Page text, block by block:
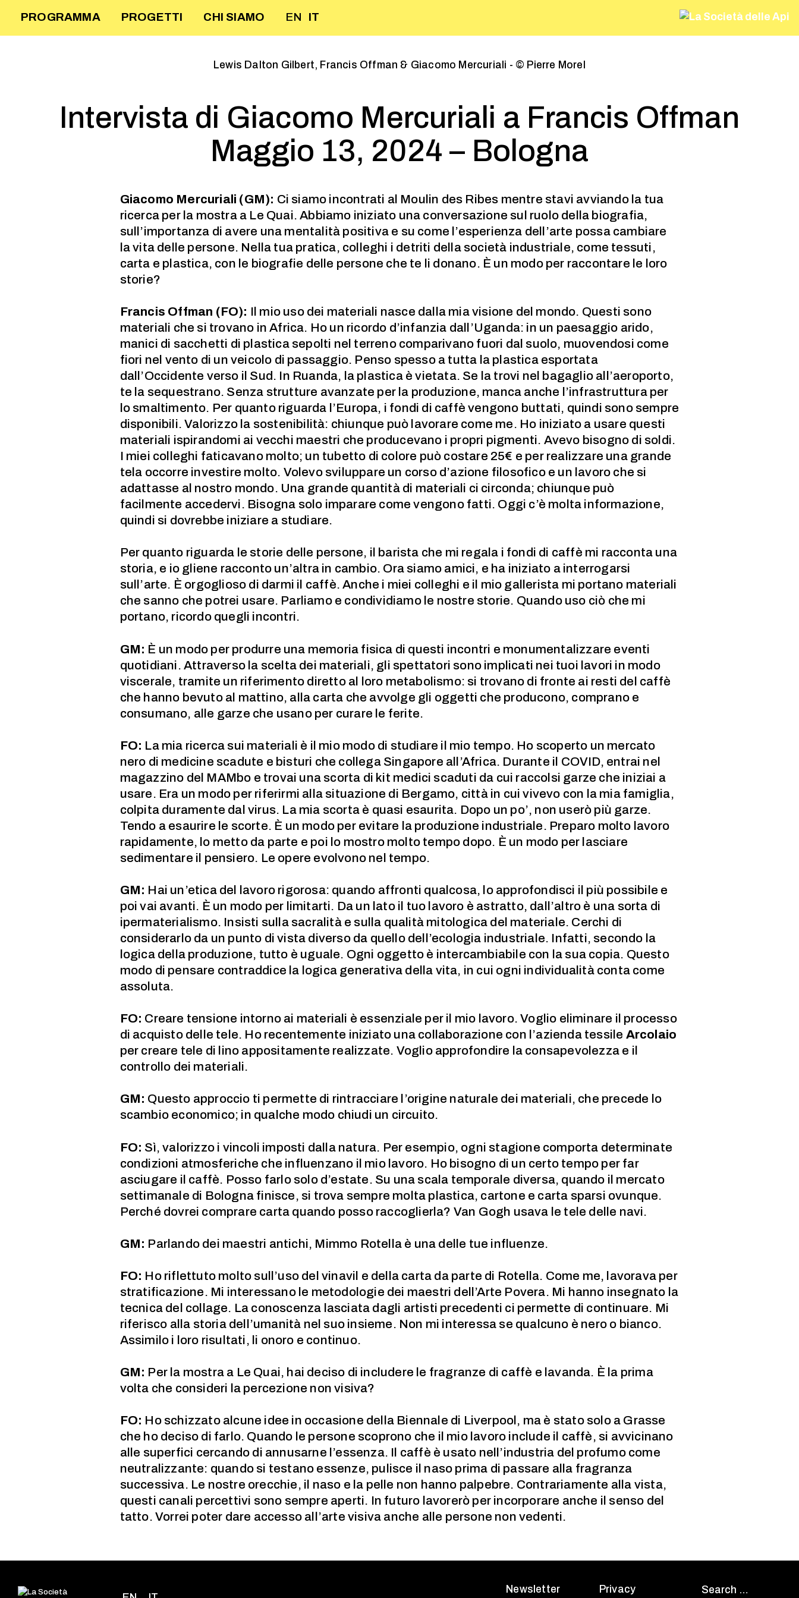
PROGRAMMA PROGETTI CHI SIAMO EN IT
Lewis Dalton Gilbert, Francis Offman & Giacomo Mercuriali - © Pierre Morel
Intervista di Giacomo Mercuriali a Francis Offman
Maggio 13, 2024 – Bologna
Giacomo Mercuriali (GM): Ci siamo incontrati al Moulin des Ribes mentre stavi avviando la tua
ricerca per la mostra a Le Quai. Abbiamo iniziato una conversazione sul ruolo della biografia,
sull’importanza di avere una mentalità positiva e su come l’esperienza dell’arte possa cambiare
la vita delle persone. Nella tua pratica, colleghi i detriti della società industriale, come tessuti,
carta e plastica, con le biografie delle persone che te li donano. È un modo per raccontare le loro
storie?
Francis Offman (FO): Il mio uso dei materiali nasce dalla mia visione del mondo. Questi sono
materiali che si trovano in Africa. Ho un ricordo d’infanzia dall’Uganda: in un paesaggio arido,
manici di sacchetti di plastica sepolti nel terreno comparivano fuori dal suolo, muovendosi come
fiori nel vento di un veicolo di passaggio. Penso spesso a tutta la plastica esportata
dall’Occidente verso il Sud. In Ruanda, la plastica è vietata. Se la trovi nel bagaglio all’aeroporto,
te la sequestrano. Senza strutture avanzate per la produzione, manca anche l’infrastruttura per
lo smaltimento. Per quanto riguarda l’Europa, i fondi di caffè vengono buttati, quindi sono sempre
disponibili. Valorizzo la sostenibilità: chiunque può lavorare come me. Ho iniziato a usare questi
materiali ispirandomi ai vecchi maestri che producevano i propri pigmenti. Avevo bisogno di soldi.
I miei colleghi faticavano molto; un tubetto di colore può costare 25€ e per realizzare una grande
tela occorre investire molto. Volevo sviluppare un corso d’azione filosofico e un lavoro che si
adattasse al nostro mondo. Una grande quantità di materiali ci circonda; chiunque può
facilmente accedervi. Bisogna solo imparare come vengono fatti. Oggi c’è molta informazione,
quindi si dovrebbe iniziare a studiare.
Per quanto riguarda le storie delle persone, il barista che mi regala i fondi di caffè mi racconta una
storia, e io gliene racconto un’altra in cambio. Ora siamo amici, e ha iniziato a interrogarsi
sull’arte. È orgoglioso di darmi il caffè. Anche i miei colleghi e il mio gallerista mi portano materiali
che sanno che potrei usare. Parliamo e condividiamo le nostre storie. Quando uso ciò che mi
portano, ricordo quegli incontri.
GM: È un modo per produrre una memoria fisica di questi incontri e monumentalizzare eventi
quotidiani. Attraverso la scelta dei materiali, gli spettatori sono implicati nei tuoi lavori in modo
viscerale, tramite un riferimento diretto al loro metabolismo: si trovano di fronte ai resti del caffè
che hanno bevuto al mattino, alla carta che avvolge gli oggetti che producono, comprano e
consumano, alle garze che usano per curare le ferite.
FO: La mia ricerca sui materiali è il mio modo di studiare il mio tempo. Ho scoperto un mercato
nero di medicine scadute e bisturi che collega Singapore all’Africa. Durante il COVID, entrai nel
magazzino del MAMbo e trovai una scorta di kit medici scaduti da cui raccolsi garze che iniziai a
usare. Era un modo per riferirmi alla situazione di Bergamo, città in cui vivevo con la mia famiglia,
colpita duramente dal virus. La mia scorta è quasi esaurita. Dopo un po’, non userò più garze.
Tendo a esaurire le scorte. È un modo per evitare la produzione industriale. Preparo molto lavoro
rapidamente, lo metto da parte e poi lo mostro molto tempo dopo. È un modo per lasciare
sedimentare il pensiero. Le opere evolvono nel tempo.
GM: Hai un’etica del lavoro rigorosa: quando affronti qualcosa, lo approfondisci il più possibile e
poi vai avanti. È un modo per limitarti. Da un lato il tuo lavoro è astratto, dall’altro è una sorta di
ipermaterialismo. Insisti sulla sacralità e sulla qualità mitologica del materiale. Cerchi di
considerarlo da un punto di vista diverso da quello dell’ecologia industriale. Infatti, secondo la
logica della produzione, tutto è uguale. Ogni oggetto è intercambiabile con la sua copia. Questo
modo di pensare contraddice la logica generativa della vita, in cui ogni individualità conta come
assoluta.
FO: Creare tensione intorno ai materiali è essenziale per il mio lavoro. Voglio eliminare il processo
di acquisto delle tele. Ho recentemente iniziato una collaborazione con l’azienda tessile Arcolaio
per creare tele di lino appositamente realizzate. Voglio approfondire la consapevolezza e il
controllo dei materiali.
GM: Questo approccio ti permette di rintracciare l’origine naturale dei materiali, che precede lo
scambio economico; in qualche modo chiudi un circuito.
FO: Sì, valorizzo i vincoli imposti dalla natura. Per esempio, ogni stagione comporta determinate
condizioni atmosferiche che influenzano il mio lavoro. Ho bisogno di un certo tempo per far
asciugare il caffè. Posso farlo solo d’estate. Su una scala temporale diversa, quando il mercato
settimanale di Bologna finisce, si trova sempre molta plastica, cartone e carta sparsi ovunque.
Perché dovrei comprare carta quando posso raccoglierla? Van Gogh usava le tele delle navi.
GM: Parlando dei maestri antichi, Mimmo Rotella è una delle tue influenze.
FO: Ho riflettuto molto sull’uso del vinavil e della carta da parte di Rotella. Come me, lavorava per
stratificazione. Mi interessano le metodologie dei maestri dell’Arte Povera. Mi hanno insegnato la
tecnica del collage. La conoscenza lasciata dagli artisti precedenti ci permette di continuare. Mi
riferisco alla storia dell’umanità nel suo insieme. Non mi interessa se qualcuno è nero o bianco.
Assimilo i loro risultati, li onoro e continuo.
GM: Per la mostra a Le Quai, hai deciso di includere le fragranze di caffè e lavanda. È la prima
volta che consideri la percezione non visiva?
FO: Ho schizzato alcune idee in occasione della Biennale di Liverpool, ma è stato solo a Grasse
che ho deciso di farlo. Quando le persone scoprono che il mio lavoro include il caffè, si avvicinano
alle superfici cercando di annusarne l’essenza. Il caffè è usato nell’industria del profumo come
neutralizzante: quando si testano essenze, pulisce il naso prima di passare alla fragranza
successiva. Le nostre orecchie, il naso e la pelle non hanno palpebre. Contrariamente alla vista,
questi canali percettivi sono sempre aperti. In futuro lavorerò per incorporare anche il senso del
tatto. Vorrei poter dare accesso all’arte visiva anche alle persone non vedenti.
Newsletter
Privacy